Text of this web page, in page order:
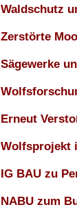
Waldschutz
Zerstörte
Sägewerke
Erneut
Wolfsprojekt
IG BAU zu
NABU zum